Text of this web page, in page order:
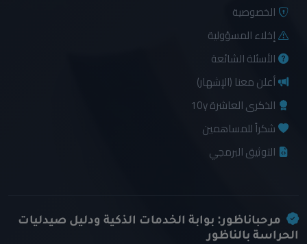
الخصوصية
إخلاء المسؤولية
الأسئلة الشائعة
أعلن معنا (الإشهار)
الذكرى العاشرة 10y
شكراً للمساهمين
التوثيق البرمجي
مرحباناظور: بوابة الخدمات الذكية ودليل صيدليات
الحراسة بالناظور